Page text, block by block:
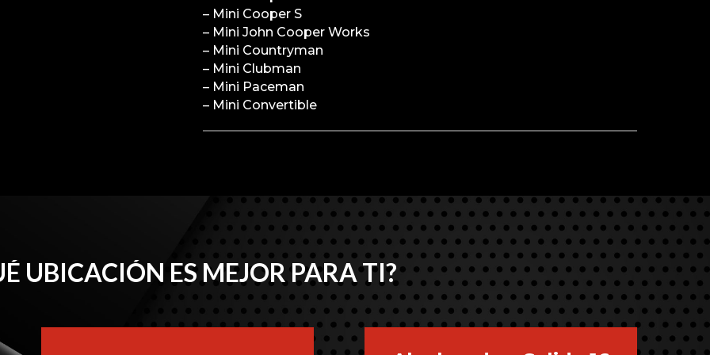
– Mini Cooper S
– Mini John Cooper Works
– Mini Countryman
– Mini Clubman
– Mini Paceman
– Mini Convertible
UBICACIÓN ES MEJOR PARA TI?